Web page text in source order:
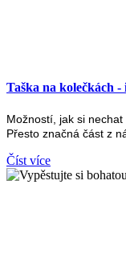
Taška na kolečkách
Možností, jak si
Přesto značná část z
Číst více